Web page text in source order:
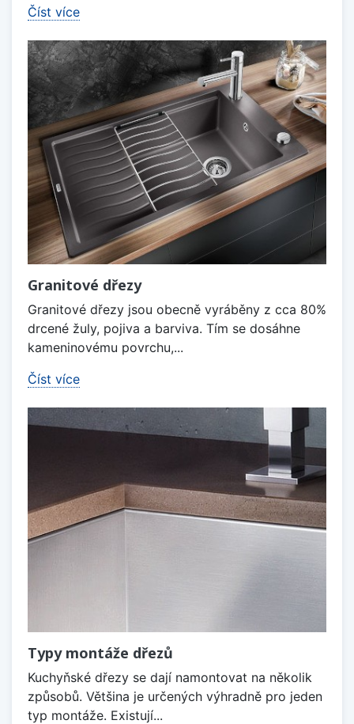
Číst více
Granitové dřezy
Granitové dřezy jsou obecně vyráběny z cca 80%
drcené žuly, pojiva a barviva. Tím se dosáhne
kameninovému povrchu,...
Číst více
Typy montáže dřezů
Kuchyňské dřezy se dají namontovat na několik
způsobů. Většina je určených výhradně pro jeden
typ montáže. Existují...